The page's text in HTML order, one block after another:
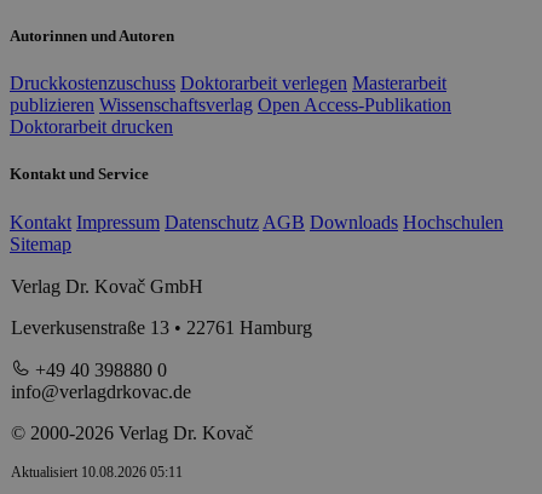
Autorinnen und Autoren
Druckkostenzuschuss Doktorarbeit verlegen Masterarbeit
publizieren Wissenschaftsverlag Open Access-Publikation
Doktorarbeit drucken
Kontakt und Service
Kontakt Impressum Datenschutz AGB Downloads Hochschulen
Sitemap
Verlag Dr. Kovač GmbH
Leverkusenstraße 13 • 22761 Hamburg
+49 40 398880 0
info@verlagdrkovac.de
© 2000-2026 Verlag Dr. Kovač
Aktualisiert 10.08.2026 05:11